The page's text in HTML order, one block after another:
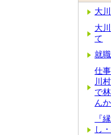
大
大
て
就
仕
川
で
ん
『
し